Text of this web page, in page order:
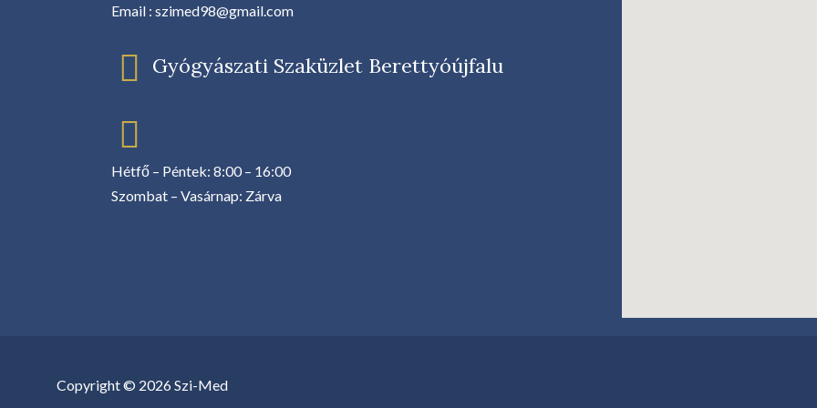
Email : szimed98@gmail.com
Gyógyászati Szaküzlet Berettyóújfalu​
Hétfő – Péntek: 8:00 – 16:00
Szombat – Vasárnap: Zárva
Copyright © 2026 Szi-Med